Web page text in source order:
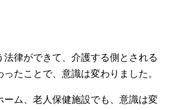
法律ができて、介護する側とされる
たことで、意識は変わりました。
ーム、老人保健施設でも、意識は変